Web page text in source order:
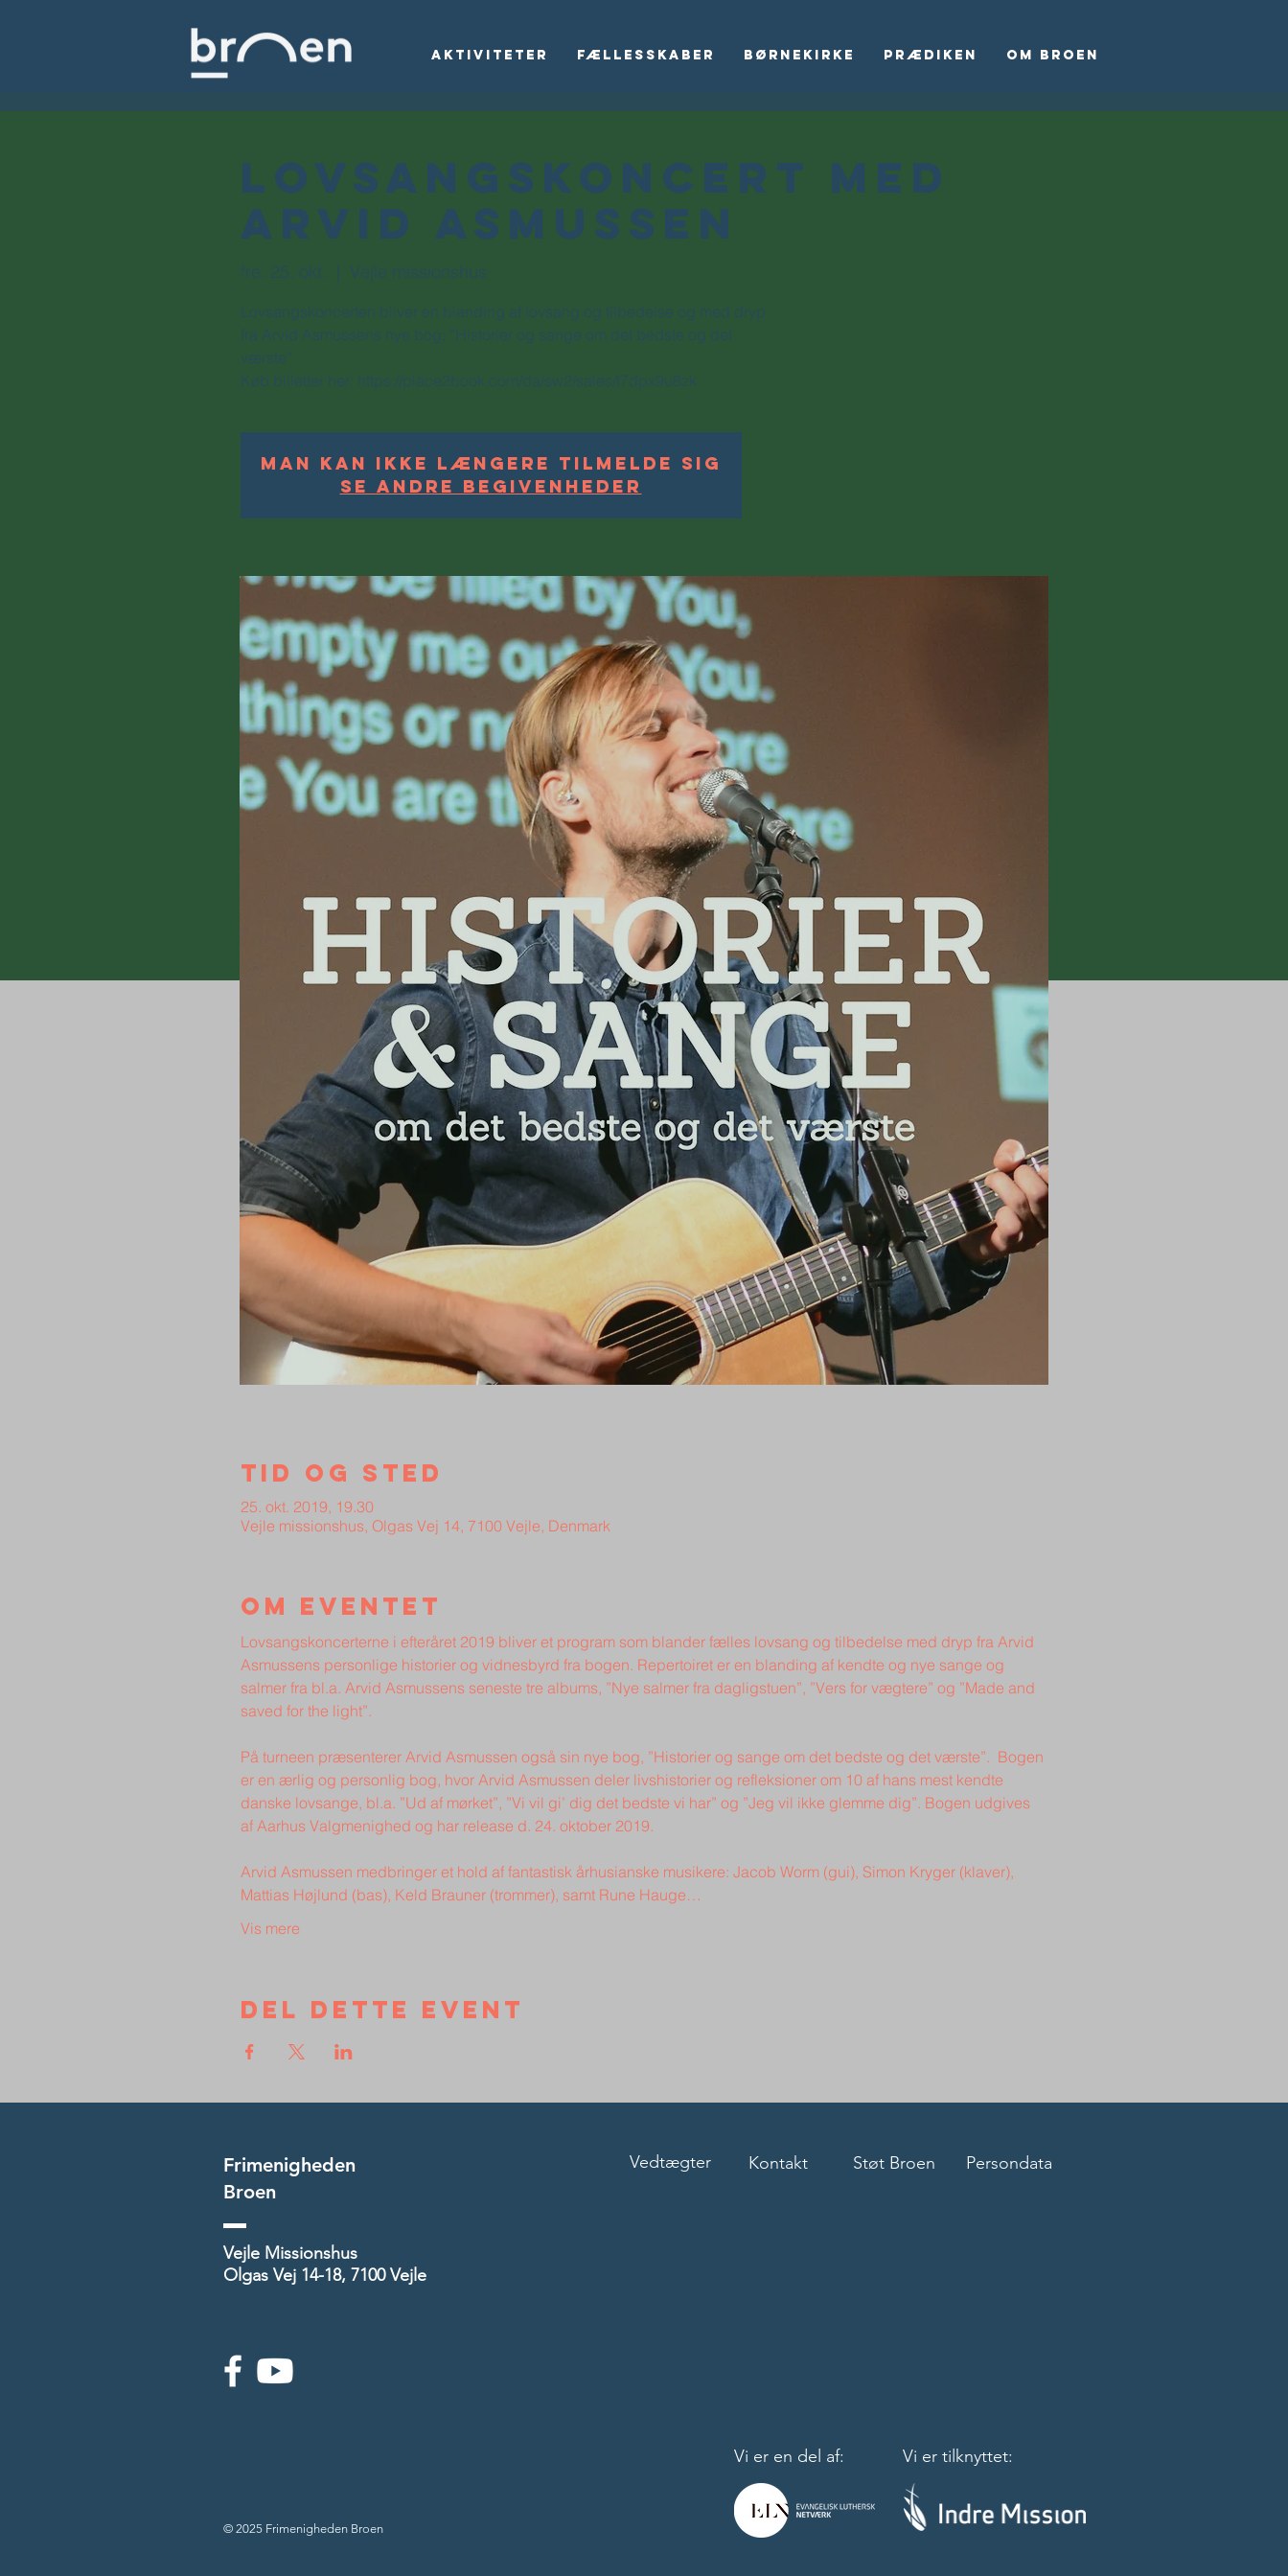
Aktiviteter Fællesskaber Børnekirke Prædiken Om Broen
Lovsangskoncert med
Arvid Asmussen
fre. 25. okt. Vejle missionshus
Lovsangskoncerten bliver en blanding af lovsang og tilbedelse og med dryp
fra Arvid Asmussens nye bog; ”Historier og sange om det bedste og det
værste”.
Køb billetter her: https://place2book.com/da/sw2/sales/t7dpx9u8zk
Man kan ikke længere tilmelde sig
Se andre begivenheder
Tid og sted
25. okt. 2019, 19.30
Vejle missionshus, Olgas Vej 14, 7100 Vejle, Denmark
Om eventet
Lovsangskoncerterne i efteråret 2019 bliver et program som blander fælles lovsang og tilbedelse med dryp fra Arvid
Asmussens personlige historier og vidnesbyrd fra bogen. Repertoiret er en blanding af kendte og nye sange og
salmer fra bl.a. Arvid Asmussens seneste tre albums, ”Nye salmer fra dagligstuen”, ”Vers for vægtere” og ”Made and
På turneen præsenterer Arvid Asmussen også sin nye bog, ”Historier og sange om det bedste og det værste”.  Bogen
er en ærlig og personlig bog, hvor Arvid Asmussen deler livshistorier og refleksioner om 10 af hans mest kendte
danske lovsange, bl.a. ”Ud af mørket”, ”Vi vil gi’ dig det bedste vi har” og ”Jeg vil ikke glemme dig”. Bogen udgives
Arvid Asmussen medbringer et hold af fantastisk århusianske musikere: Jacob Worm (gui), Simon Kryger (klaver),
Mattias Højlund (bas), Keld Brauner (trommer), samt Rune Hauge…
Vis mere
Del dette event
Frimenigheden
Broen
Vedtægter Kontakt Støt Broen Persondata
Vejle Missionshus
Olgas Vej 14-18, 7100 Vejle
© 2025 Frimenigheden Broen
Vi er en del af: Vi er tilknyttet: